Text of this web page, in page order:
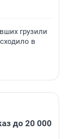
грузили
в
до 20 000